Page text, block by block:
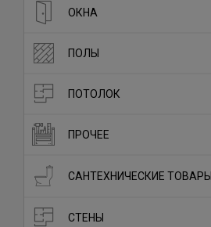
ОКНА
ПОЛЫ
ПОТОЛОК
ПРОЧЕЕ
САНТЕХНИЧЕСКИЕ ТОВАРЫ
СТЕНЫ